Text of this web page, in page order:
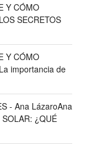
Y CÓMO
LOS SECRETOS
Y CÓMO
La importancia de
- Ana LázaroAna
¿QUÉ